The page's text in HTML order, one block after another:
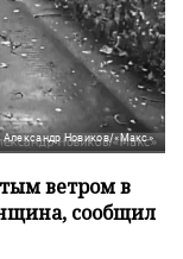
Александр Новиков/«Макс»
ветром в
сообщил